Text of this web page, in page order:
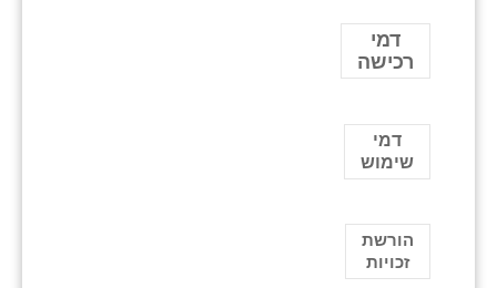
דמי
רכישה
דמי
שימוש
הורשת
זכויות